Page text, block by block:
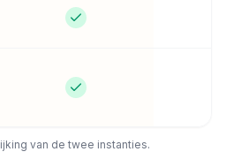
van de twee instanties.